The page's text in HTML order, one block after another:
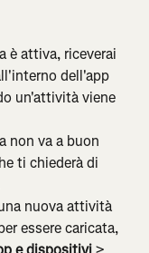
è attiva, riceverai
dell'app
un'attività viene
non va a buon
ti chiederà di
nuova attività
essere caricata,